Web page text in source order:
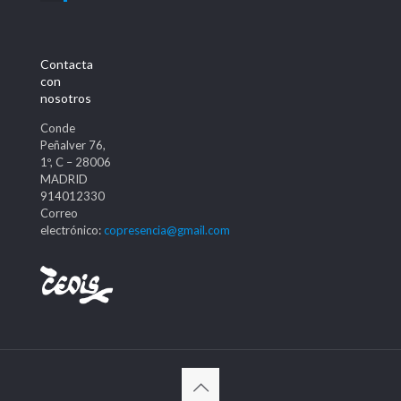
Contacta
con
nosotros
Conde
Peñalver 76,
1º, C – 28006
MADRID
914012330
Correo
electrónico:copresencia@gmail.com